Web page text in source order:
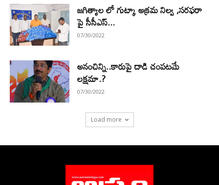
జగిత్యాల లో గుట్కా అక్రమ నిల్వ ,సరఫరా
పై సీసీఎస్...
07/30/2022
అనంచిన్ని..కారుపై దాడి చంపటమే
లక్షమా.?
07/30/2022
Load more